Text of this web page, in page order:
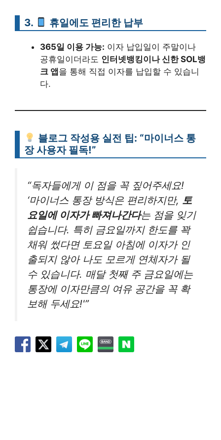
3. 휴일에도 편리한 납부
365일 이용 가능: 이자 납입일이 주말이나
공휴일이더라도 인터넷뱅킹이나 신한 SOL뱅
크 앱 을 통해 직접 이자를 납입할 수 있습니
다.
블로그 작성용 실전 팁: “마이너스 통
장 사용자 필독!”
“독자들에게 이 점을 꼭 짚어주세요!
‘마이너스 통장 방식은 편리하지만, 토
요일에 이자가 빠져나간다는 점을 잊기
쉽습니다. 특히 금요일까지 한도를 꽉
채워 썼다면 토요일 아침에 이자가 인
출되지 않아 나도 모르게 연체자가 될
수 있습니다. 매달 첫째 주 금요일에는
통장에 이자만큼의 여유 공간을 꼭 확
보해 두세요!'”